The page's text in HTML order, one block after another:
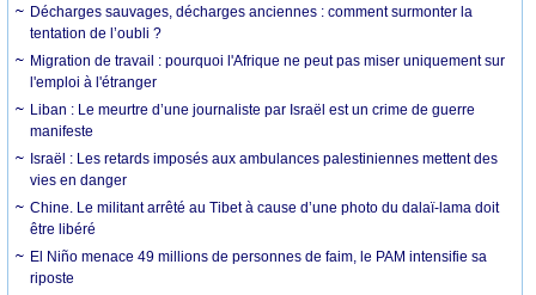
Décharges sauvages, décharges anciennes : comment surmonter la
tentation de l’oubli ?
Migration de travail : pourquoi l'Afrique ne peut pas miser uniquement sur
l'emploi à l'étranger
Liban : Le meurtre d’une journaliste par Israël est un crime de guerre
manifeste
Israël : Les retards imposés aux ambulances palestiniennes mettent des
vies en danger
Chine. Le militant arrêté au Tibet à cause d’une photo du dalaï-lama doit
être libéré
El Niño menace 49 millions de personnes de faim, le PAM intensifie sa
riposte